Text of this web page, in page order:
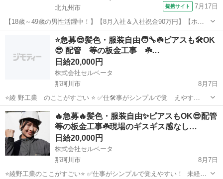
北九州市
提携サイト 7月17日
【18歳～49歳の男性活躍中！】【8月入社＆入社祝金90万円】【ホク
ホク稼げちゃう！2000円×祝金90万円×寮費無料】即内定×即入寮！月
収50万越え 新規寮完備 車体製造スタッフになります！ 仕事内容 自
動車製造に伴うラ...
北九州市 その他
⭐️急募😎髪色・服装自由🧑‍🔧☘️ピアスも🛠️OK
😎 配管 等の板金工事 ☘️…
日給20,000円
株式会社セルベータ
那珂川市
8月7日
⭐綾 野工業 のここがすごい ⭐ ✅仕🛠️事がシンプルで覚 えやす
い！ 未経験から始 めた社員も活躍 中。 配管に保温材 、板金材
を巻くお仕事でカンタン。 ✅自由な服装OK！ 服 装、ピアス、
髪 型、ヒ🛠ゲも自由...
福岡 那珂川市 軽作業 社長
🔥急募🔥髪色・服装自由✨ピアスもOK😎配管
等の板金工事☘️現場のギスギス感なし…
日給20,000円
株式会社セルベータ
那珂川市
8月7日
⭐綾野工業のここがすごい⭐ ✅仕事がシンプルで覚えやすい！ 未経験